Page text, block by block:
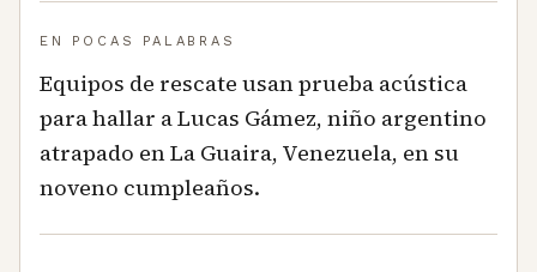
EN POCAS PALABRAS
Equipos de rescate usan prueba acústica
para hallar a Lucas Gámez, niño argentino
atrapado en La Guaira, Venezuela, en su
noveno cumpleaños.